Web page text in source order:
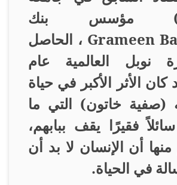
مؤسس بنك
Grameen ، الحاصل
نوبل العالمية عام
لقد كان الأثر الأكبر في حياة
(صفية خاتون) التي ما
فقيرًا يقف ببابهم،
أن الإنسان لا بد أن
في الحياة.